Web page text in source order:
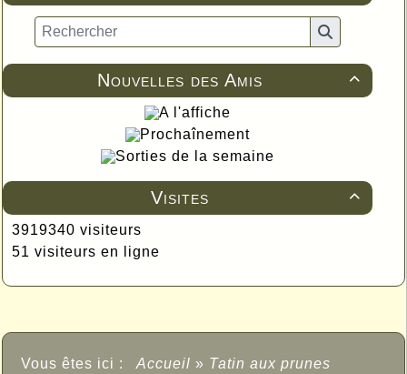

Nouvelles des Amis
A l'affiche
Prochaînement
Sorties de la semaine

Visites
3919340 visiteurs
51 visiteurs en ligne
Vous êtes ici : Accueil » Tatin aux prunes